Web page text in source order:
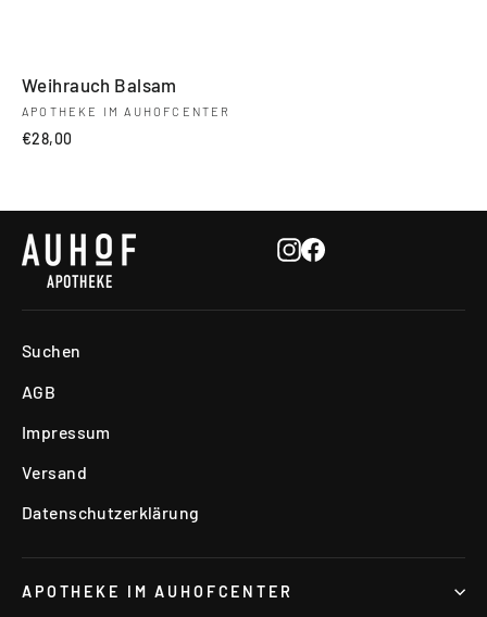
Weihrauch Balsam
APOTHEKE IM AUHOFCENTER
€28,00
Instagram
Facebook
Suchen
AGB
Impressum
Versand
Datenschutzerklärung
APOTHEKE IM AUHOFCENTER